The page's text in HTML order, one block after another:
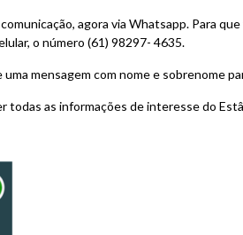
agora via Whatsapp. Para
o número (61) 98297- 4635.
mensagem com nome e sobrenome
todas as informações de interesse do